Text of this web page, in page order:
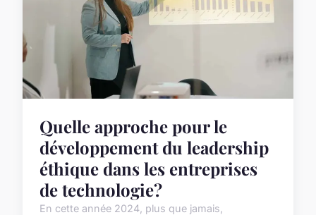
Quelle approche pour le
développement du leadership
éthique dans les entreprises
de technologie?
En cette année 2024, plus que jamais,